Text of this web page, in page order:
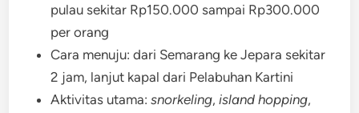
pulau sekitar Rp150.000 sampai Rp300.000
per orang
Cara menuju: dari Semarang ke Jepara sekitar
2 jam, lanjut kapal dari Pelabuhan Kartini
Aktivitas utama:snorkeling,island hopping,